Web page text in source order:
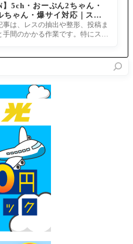
5ch・おーぷん2ちゃん・
ちゃん・爆サイ対応｜スマ
を作れるアプリ FGOのまと
まで
事は、レスの抽出や整形、投稿ま
間のかかる作業です。特にスマ
年8月4日
(日)より
追加され
たアペン
て、解放
に必要な
Grand Orde
r」運営チ
ームで
す。 ディ